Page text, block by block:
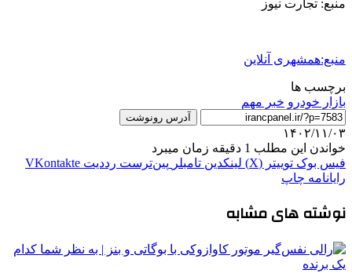
منبع: تجارت نیوز
منبع:همشهری آنلاین
برچسب ها
بازار خودرو خبر مهم
آدرس رونوشت
۱۴۰۲/۱۱/۰۳
خواندن این مطلب 1 دقیقه زمان میبرد
فیس بوک توییتر (X) لینکدین ‫تامبلر ‫پین‌ترست ‫رددیت ‫VKontakte
رایانامه چاپ
نوشته های مشابه